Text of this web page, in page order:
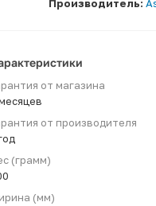
Производитель:
от магазина
от производителя
(грамм)
(мм)